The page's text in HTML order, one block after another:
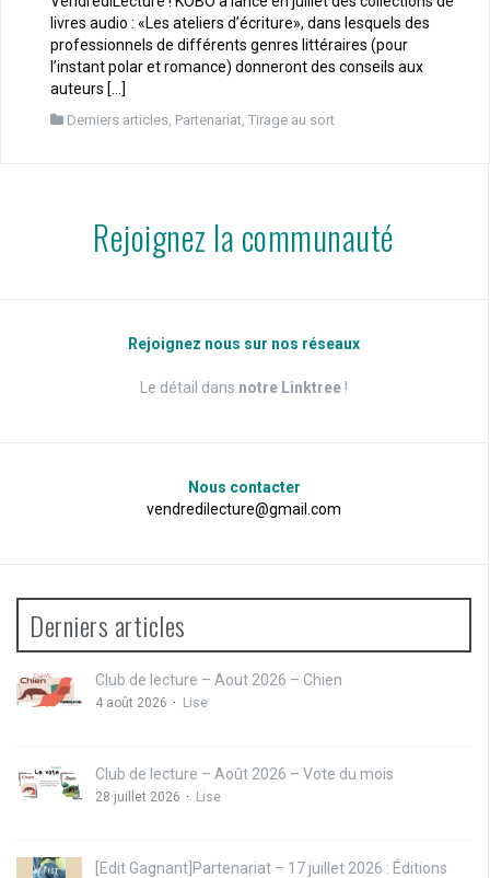
livres audio : «Les ateliers d’écriture», dans lesquels des
professionnels de différents genres littéraires (pour
l’instant polar et romance) donneront des conseils aux
auteurs […]
Derniers articles Partenariat Tirage au sort
Rejoignez la communauté
Rejoignez nous sur nos réseaux
Le détail dans notre Linktree !
Nous contacter
vendredilecture@gmail.com
Derniers articles
Club de lecture – Aout 2026 – Chien
4 août 2026 Lise
Club de lecture – Août 2026 – Vote du mois
28 juillet 2026 Lise
[Edit Gagnant]Partenariat – 17 juillet 2026 : Éditions